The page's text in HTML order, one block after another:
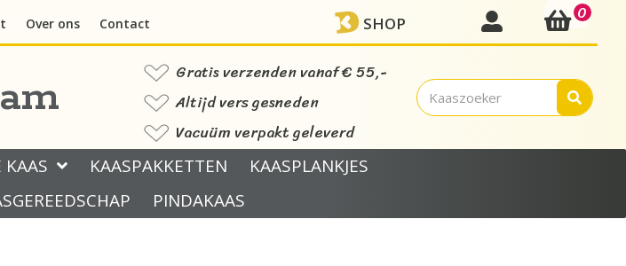
Over ons Contact SHOP mijn account0
Gratis verzenden vanaf € 55,-
Altijd vers gesneden
Vacuüm verpakt geleverd
KAASPAKKETTEN
KAASPLANKJES
PINDAKAAS